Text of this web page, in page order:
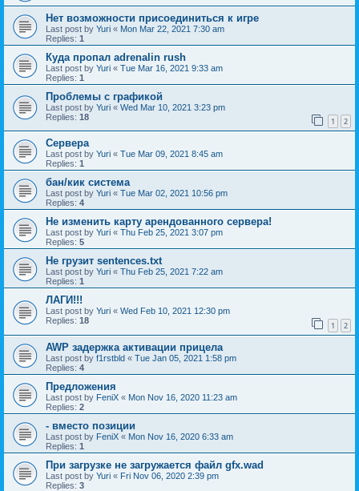
Нет возможности присоединиться к игре
Last post by Yuri « Mon Mar 22, 2021 7:30 am
Replies: 1
Куда пропал adrenalin rush
Last post by Yuri « Tue Mar 16, 2021 9:33 am
Replies: 1
Проблемы с графикой
Last post by Yuri « Wed Mar 10, 2021 3:23 pm
Replies: 18 1 2
Сервера
Last post by Yuri « Tue Mar 09, 2021 8:45 am
Replies: 1
бан/кик система
Last post by Yuri « Tue Mar 02, 2021 10:56 pm
Replies: 4
Не изменить карту арендованного сервера!
Last post by Yuri « Thu Feb 25, 2021 3:07 pm
Replies: 5
Не грузит sentences.txt
Last post by Yuri « Thu Feb 25, 2021 7:22 am
Replies: 1
ЛАГИ!!!
Last post by Yuri « Wed Feb 10, 2021 12:30 pm
Replies: 18 1 2
AWP задержка активации прицела
Last post by f1rstbld « Tue Jan 05, 2021 1:58 pm
Replies: 4
Предложения
Last post by FeniX « Mon Nov 16, 2020 11:23 am
Replies: 2
- вместо позиции
Last post by FeniX « Mon Nov 16, 2020 6:33 am
Replies: 1
При загрузке не загружается файл gfx.wad
Last post by Yuri « Fri Nov 06, 2020 2:39 pm
Replies: 3